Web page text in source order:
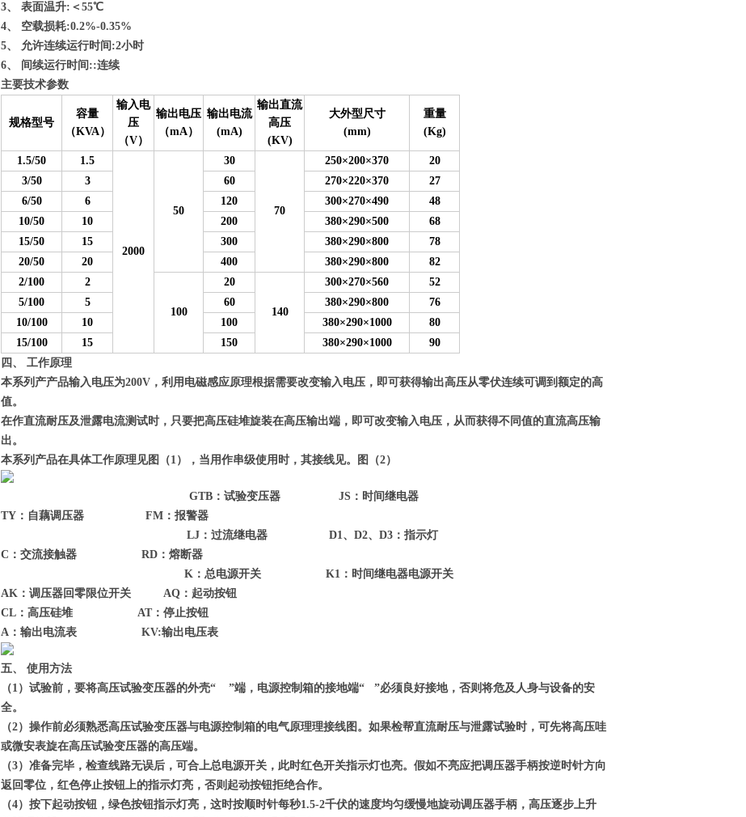
3、 表面温升:＜55℃
4、 空载损耗:0.2%-0.35%
5、 允许连续运行时间:2小时
6、
间续运行时间::连续
主要技术参数
规格型号
容量
（KVA）
输入电
压
（V）
输出电压
（mA）
输出电流
(mA)
输出直流
高压
(KV)
大外型尺寸
(mm)
重量
(Kg)
1.5/50 1.5
2000
50
30
70
250×200×370
20
3/50
3 60 270×220×370
27
6/50
6 120 300×270×490
48
10/50
10 200 380×290×500
68
15/50
15 300 380×290×800
78
20/50
20 400 380×290×800
82
2/100
2
100
20
140
300×270×560
52
5/100
5 60 380×290×800
76
10/100
10 100 380×290×1000
80
15/100
15 150 380×290×1000
90
四、 工作原理
本系列产产品输入电压为200V，利用电磁感应原理根据需要改变输入电压，即可获得输出高压从零伏连续可调到额定的高
值。
在作直流耐压及泄露电流测试时，只要把高压硅堆旋装在高压输出端，即可改变输入电压，从而获得不同值的直流高压输
出。
本系列产品在具体工作原理见图（1），当用作串级使用时，其接线见。图（2）
GTB：试验变压器 JS：时间继电器
TY：自藕调压器 FM：报警器
LJ：过流继电器 D1、D2、D3：指示灯
C：交流接触器 RD：熔断器
K：总电源开关 K1：时间继电器电源开关
AK：调压器回零限位开关 AQ：起动按钮
CL：高压硅堆 AT：停止按钮
A：输出电流表 KV:输出电压表
五、 使用方法
（1）试验前，要将高压试验变压器的外壳“ ”端，电源控制箱的接地端“ ”必须良好接地，否则将危及人身与设备的安
全。
（2）操作前必须熟悉高压试验变压器与电源控制箱的电气原理理接线图。如果检帮直流耐压与泄露试验时，可先将高压哇
或微安表旋在高压试验变压器的高压端。
（3）准备完毕，检查线路无误后，可合上总电源开关，此时红色开关指示灯也亮。假如不亮应把调压器手柄按逆时针方向
返回零位，红色停止按钮上的指示灯亮，否则起动按钮拒绝合作。
（4）按下起动按钮，绿色按钮指示灯亮，这时按顺时针每秒1.5-2千伏的速度均匀缓慢地旋动调压器手柄，高压逐步上升